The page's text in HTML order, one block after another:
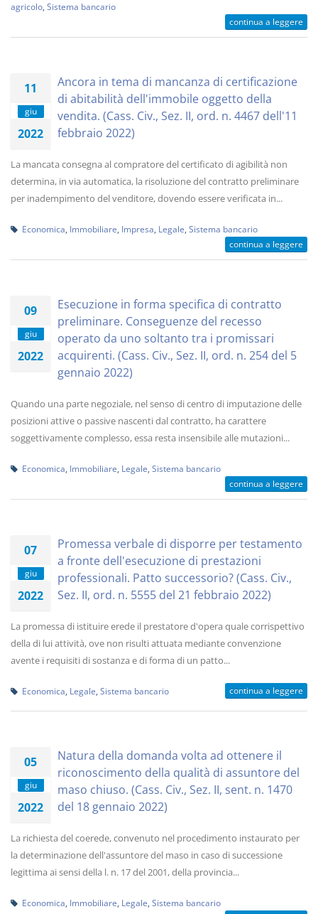
agricolo Sistema bancario
continua a leggere
11
giu
2022
Ancora in tema di mancanza di certificazione
di abitabilità dell'immobile oggetto della
vendita. (Cass. Civ., Sez. II, ord. n. 4467 dell'11
febbraio 2022)
La mancata consegna al compratore del certificato di agibilità non
determina, in via automatica, la risoluzione del contratto preliminare
per inadempimento del venditore, dovendo essere verificata in...
Economica Immobiliare Impresa Legale Sistema bancario
continua a leggere
09
giu
2022
Esecuzione in forma specifica di contratto
preliminare. Conseguenze del recesso
operato da uno soltanto tra i promissari
acquirenti. (Cass. Civ., Sez. II, ord. n. 254 del 5
gennaio 2022)
Quando una parte negoziale, nel senso di centro di imputazione delle
posizioni attive o passive nascenti dal contratto, ha carattere
soggettivamente complesso, essa resta insensibile alle mutazioni...
Economica Immobiliare Legale Sistema bancario
continua a leggere
07
giu
2022
Promessa verbale di disporre per testamento
a fronte dell'esecuzione di prestazioni
professionali. Patto successorio? (Cass. Civ.,
Sez. II, ord. n. 5555 del 21 febbraio 2022)
La promessa di istituire erede il prestatore d'opera quale corrispettivo
della di lui attività, ove non risulti attuata mediante convenzione
avente i requisiti di sostanza e di forma di un patto...
Economica Legale Sistema bancario continua a leggere
05
giu
2022
Natura della domanda volta ad ottenere il
riconoscimento della qualità di assuntore del
maso chiuso. (Cass. Civ., Sez. II, sent. n. 1470
del 18 gennaio 2022)
La richiesta del coerede, convenuto nel procedimento instaurato per
la determinazione dell'assuntore del maso in caso di successione
legittima ai sensi della l. n. 17 del 2001, della provincia...
Economica Immobiliare Legale Sistema bancario